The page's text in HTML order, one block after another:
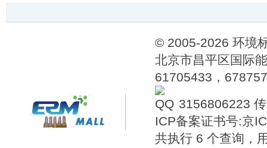
© 2005-2026 环境
北京市昌平区国际
61705433，
3156806223
ICP备案证书号:京
共执行 6 个查询，